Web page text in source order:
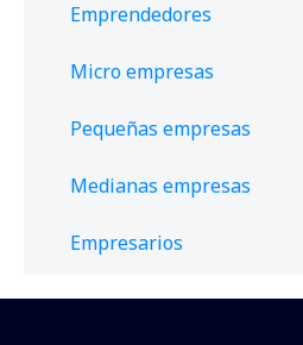
Emprendedores
Micro empresas
Pequeñas empresas
Medianas empresas
Empresarios